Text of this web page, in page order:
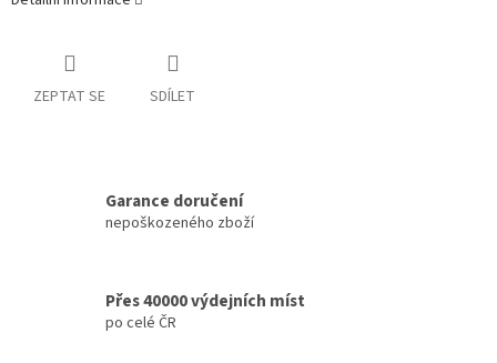
ZEPTAT SE SDÍLET
Garance doručení
nepoškozeného zboží
Přes 40000 výdejních míst
po celé ČR